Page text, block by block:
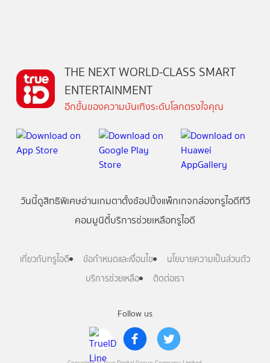
Follow us
THE NEXT WORLD-CLASS SMART
ENTERTAINMENT
อีกขั้นของความบันเทิงระดับโลกตรงใจคุณ
วันนี้ดูสิทธิพิเศษอ่านเกมตาตั้งช้อปปิ้งแพ็กเกจกล่องทรูไอดีทีวี
คอมมูนิตี้บริการช่วยเหลือทรูไอดี
เกี่ยวกับทรูไอดี ข้อกำหนดและเงื่อนไข
นโยบายความเป็นส่วนตัว
บริการช่วยเหลือ
ติดต่อเรา